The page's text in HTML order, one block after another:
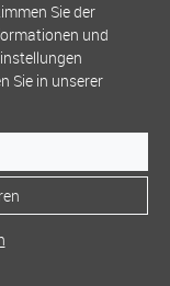
Sie der
und
Sie in unserer